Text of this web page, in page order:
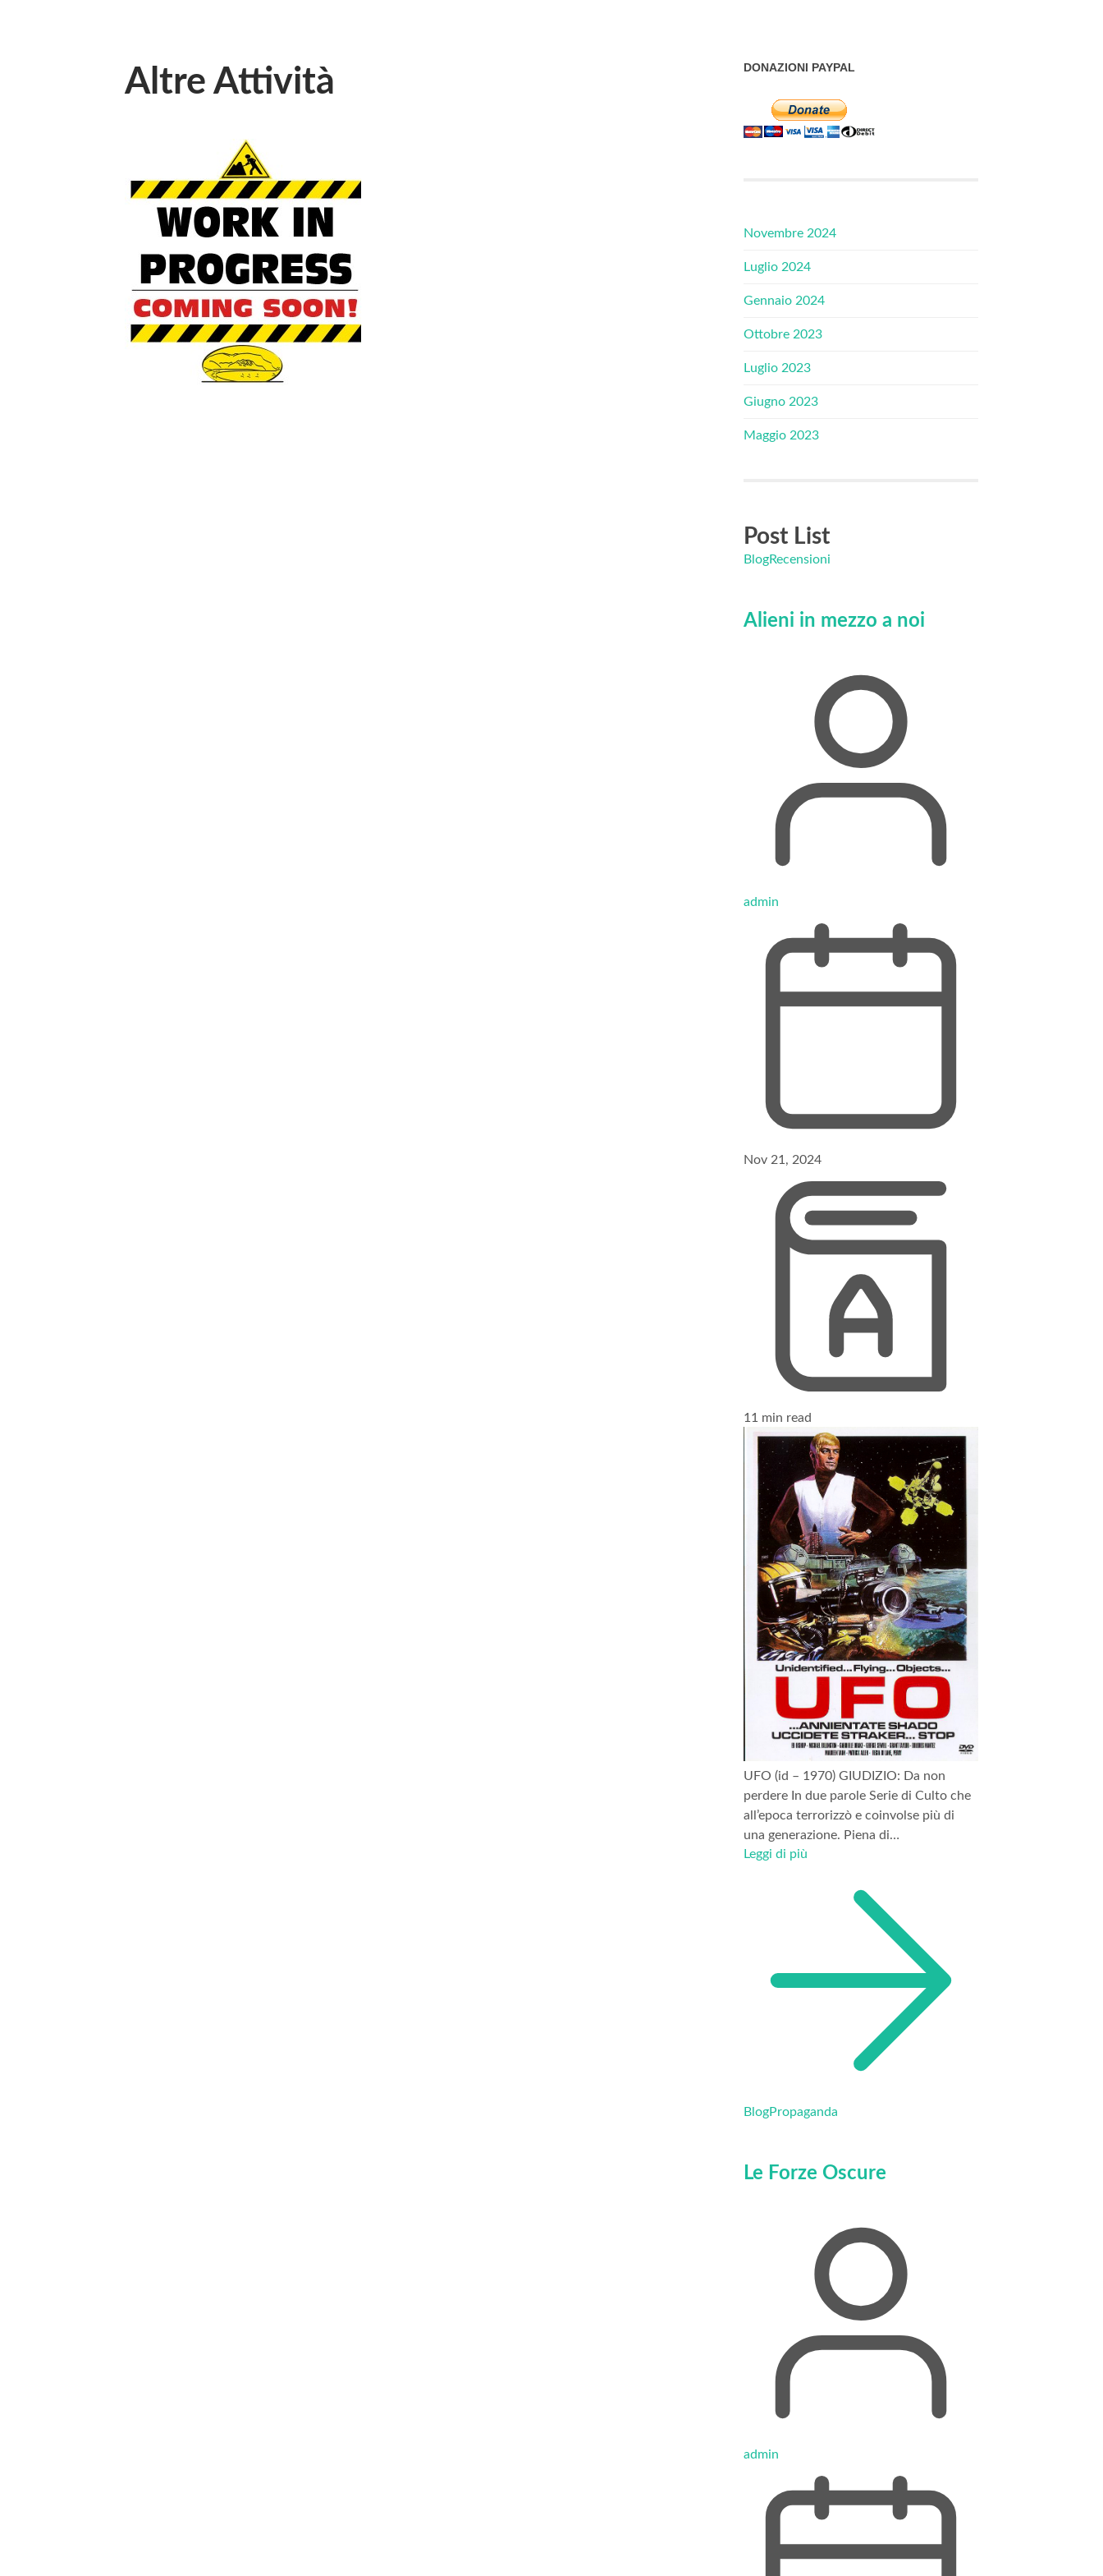
Altre Attività DONAZIONI PAYPAL
Novembre 2024
Luglio 2024
Gennaio 2024
Ottobre 2023
Luglio 2023
Giugno 2023
Maggio 2023
Post List
BlogRecensioni
Alieni in mezzo a noi
admin
Nov 21, 2024
11 min read
UFO (id – 1970) GIUDIZIO: Da non
perdere In due parole Serie di Culto che
all’epoca terrorizzò e coinvolse più di
una generazione. Piena di…
Leggi di più
BlogPropaganda
Le Forze Oscure
admin